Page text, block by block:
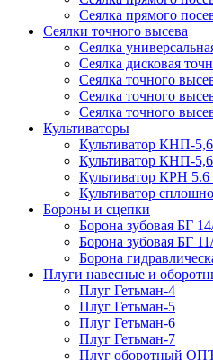
Сеялка прямого
Сеялки точного высева
Сеялка
Сеялка дисковая
Сеялка точного
Сеялка точного
Сеялка точного
Культиваторы
Культиватор КНП-
Культиватор КНП-
Культиватор КРН
Культиватор
Бороны и сцепки
Борона зубовая БГ
Борона зубовая БГ
Борона
Плуги навесные и
Плуг Гетьман-4
Плуг Гетьман-5
Плуг Гетьман-6
Плуг Гетьман-7
Плуг оборотный